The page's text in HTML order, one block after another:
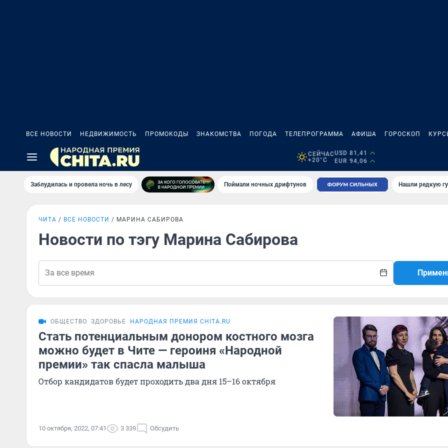
ВСЕ НОВОСТИ НЕДВИЖИМОСТЬ ПРОМОКОДЫ ЗНАКОМСТВА ПОГОДА ТЕЛЕПРОГРАММА АФИША ГОРОСКОП
СЕЙЧАС
+20°C
USD 81,41
EUR 94,06
Заблудилась и провела ночь в лесу Поймали ночных дрифтунов Нашли редкую
ЧИТА ВСЕ НОВОСТИ МАРИНА САБИРОВА
Новости по тэгу Марина Сабирова
ОБЩЕСТВО ЗДОРОВЬЕ НАРОДНАЯ ПРЕМИЯ CHITA.RU
Стать потенциальным донором костного мозга
можно будет в Чите — героиня «Народной
премии» так спасла малыша
Отбор кандидатов будет проходить два дня 15–16 октября
10 октября, 2022, 07:41 3 339 Обсудить